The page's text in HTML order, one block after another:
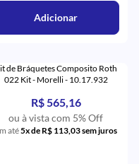
Adicionar
de Bráquetes Composito Roth
022 Kit - Morelli - 10.17.932
R$ 565,16
ou à vista com 5% Off
até5x de R$ 113,03 sem juros